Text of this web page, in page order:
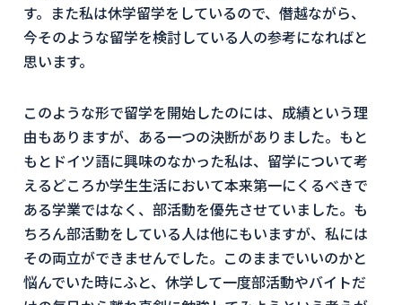
す。また私は休学留学をしているので、僭越ながら、
今そのような留学を検討している人の参考になればと
思います。
このような形で留学を開始したのには、成績という理
由もありますが、ある一つの決断がありました。もと
もとドイツ語に興味のなかった私は、留学について考
えるどころか学生生活において本来第一にくるべきで
ある学業ではなく、部活動を優先させていました。も
ちろん部活動をしている人は他にもいますが、私には
その両立ができませんでした。このままでいいのかと
悩んでいた時にふと、休学して一度部活動やバイトだ